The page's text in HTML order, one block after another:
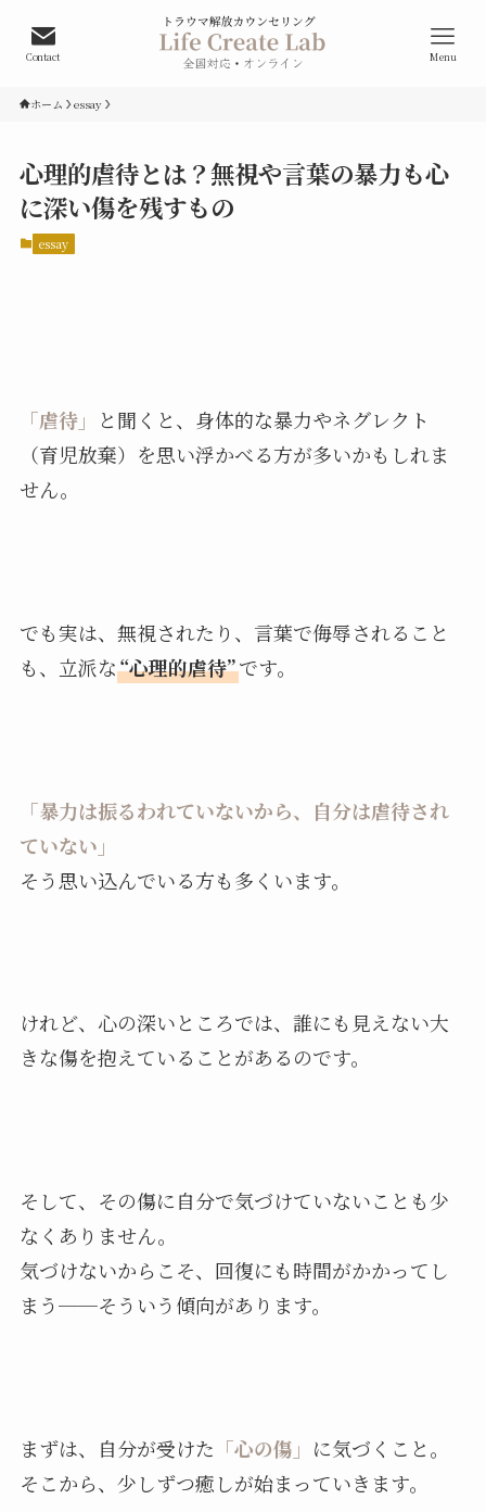
Contact Menu
ホーム essay
心理的虐待とは？無視や言葉の暴力も心
に深い傷を残すもの
essay
「虐待」
と聞くと、身体的な暴力やネグレクト
（育児放棄）を思い浮かべる方が多いかもしれま
せん。
でも実は、無視されたり、言葉で侮辱されること
も、立派な“心理的虐待”です。
「暴力は振るわれていないから、自分は虐待され
ていない」
そう思い込んでいる方も多くいます。
けれど、心の深いところでは、誰にも見えない大
きな傷を抱えていることがあるのです。
そして、その傷に自分で気づけていないことも少
なくありません。
気づけないからこそ、回復にも時間がかかってし
まう──そういう傾向があります。
まずは、自分が受けた 「心の傷」 に気づくこと。
そこから、少しずつ癒しが始まっていきます。